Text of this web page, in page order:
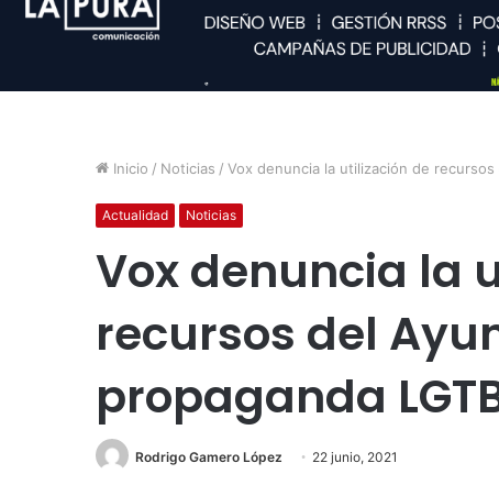
Inicio / Noticias / Vox denuncia la utilización de
Actualidad Noticias
Vox denuncia la
recursos del
propaganda
Rodrigo Gamero López 22 junio, 2021